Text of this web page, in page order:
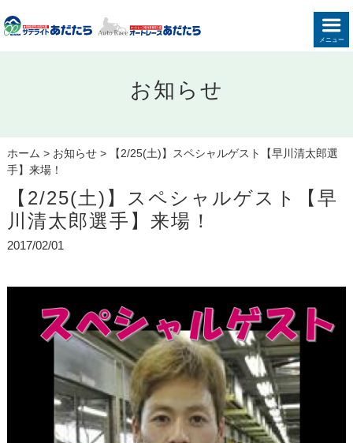
メニュー
お知らせ
ホーム > お知らせ>
【2/25(土)】スペシャルゲスト【早川清太郎選
手】来場！
【2/25(土)】スペシャルゲスト【早
川清太郎選手】来場！
2017/02/01